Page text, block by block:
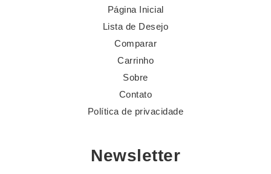
Página Inicial
Lista de Desejo
Comparar
Carrinho
Sobre
Contato
Política de privacidade
Newsletter